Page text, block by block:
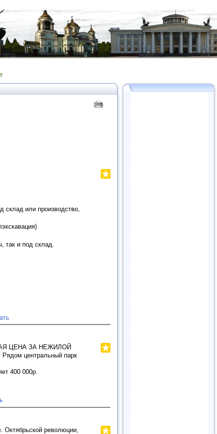
или производство,
так и под склад.
ЦЕНА ЗА НЕЖИЛОЙ
центральный парк
400 000р.
Октябрьской революции,